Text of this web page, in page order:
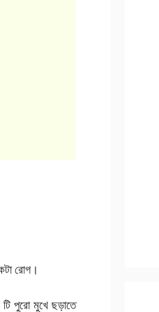
রোগ।
পুরো মুখে ছড়াতে